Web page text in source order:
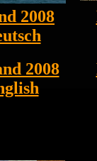
2008
2008